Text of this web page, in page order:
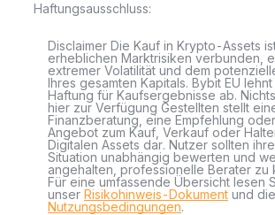
Haftungsausschluss:
Disclaimer Die Kauf in Krypto-Assets
erheblichen Marktrisiken verbunden,
extremer Volatilität und dem
Ihres gesamten Kapitals. Bybit EU
Haftung für Kaufsergebnisse ab.
hier zur Verfügung Gestellten stellt
Finanzberatung, eine Empfehlung
Angebot zum Kauf, Verkauf oder
Digitalen Assets dar. Nutzer sollten
Situation unabhängig bewerten und
angehalten, professionelle Berater zu
Für eine umfassende Übersicht lesen
unser Risikohinweis-Dokument und die
Nutzungsbedingungen.